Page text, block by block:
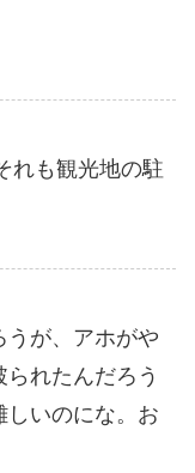
れも観光地の駐
うが、アホがや
れたんだろう
しいのにな。お